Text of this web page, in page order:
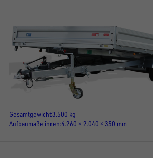
Gesamtgewicht3.500 kg
Aufbaumaße innen 4.260 × 2.040 × 350 mm